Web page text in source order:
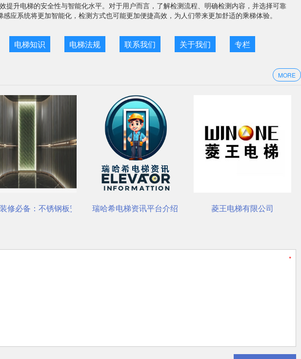
升电梯的安全性与智能化水平。对于用户而言，了解检测流程、明确检测内容，并选择可靠
应系统将更加智能化，检测方式也可能更加便捷高效，为人们带来更加舒适的乘梯体验。
电梯知识 电梯法规 联系我们 关于我们 专栏
MORE
中心 | 电梯装饰
修必备：不锈钢板安装与养护要点瑞哈希电梯资讯平台介绍 菱王电梯有限公司